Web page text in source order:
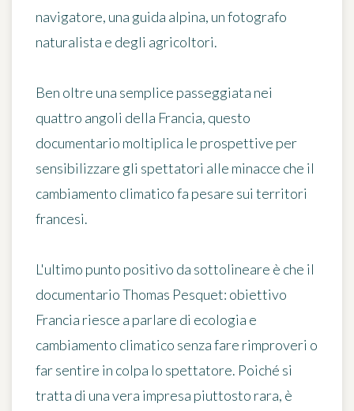
navigatore, una guida alpina, un fotografo
naturalista e degli agricoltori.
Ben oltre una semplice passeggiata nei
quattro angoli della Francia, questo
documentario moltiplica le prospettive per
sensibilizzare gli spettatori alle minacce che il
cambiamento climatico fa pesare sui territori
francesi.
L'ultimo punto positivo da sottolineare è che il
documentario Thomas Pesquet: obiettivo
Francia riesce a parlare di ecologia e
cambiamento climatico senza fare rimproveri o
far sentire in colpa lo spettatore. Poiché si
tratta di una vera impresa piuttosto rara, è